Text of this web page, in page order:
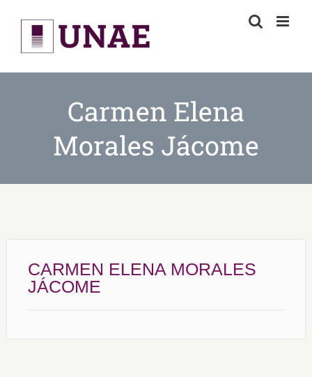
content
Carmen Elena
Morales Jácome
CARMEN ELENA MORALES
JÁCOME